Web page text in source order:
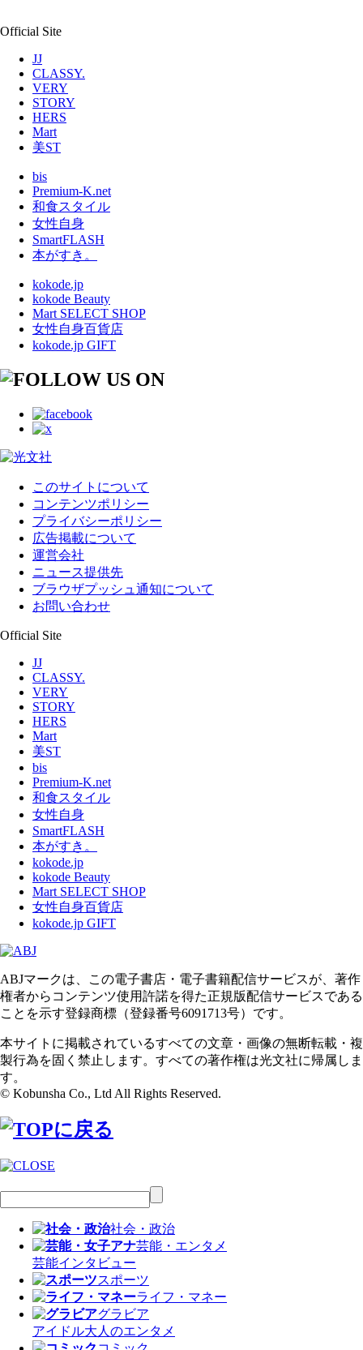
Official Site
JJ
CLASSY.
VERY
STORY
HERS
Mart
美ST
bis
Premium-K.net
和食スタイル
女性自身
SmartFLASH
本がすき。
kokode.jp
kokode Beauty
Mart SELECT SHOP
女性自身百貨店
kokode.jp GIFT
このサイトについて
コンテンツポリシー
プライバシーポリシー
広告掲載について
運営会社
ニュース提供先
ブラウザプッシュ通知について
お問い合わせ
Official Site
JJ
CLASSY.
VERY
STORY
HERS
Mart
美ST
bis
Premium-K.net
和食スタイル
女性自身
SmartFLASH
本がすき。
kokode.jp
kokode Beauty
Mart SELECT SHOP
女性自身百貨店
kokode.jp GIFT
ABJマークは、この電子書店・電子書籍配信サービスが、著作
権者からコンテンツ使用許諾を得た正規版配信サービスである
ことを示す登録商標（登録番号6091713号）です。
本サイトに掲載されているすべての文章・画像の無断転載・複
製行為を固く禁止します。すべての著作権は光文社に帰属しま
す。
© Kobunsha Co., Ltd All Rights Reserved.
社会・政治
芸能・エンタメ
芸能インタビュー
スポーツ
ライフ・マネー
グラビア
アイドル大人のエンタメ